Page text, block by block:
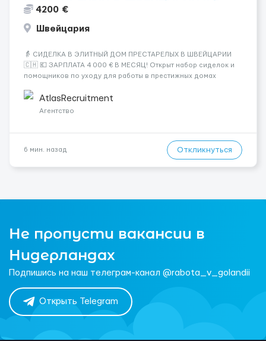
4200 €
Швейцария
👵 СИДЕЛКА В ЭЛИТНЫЙ ДОМ ПРЕСТАРЕЛЫХ В ШВЕЙЦАРИИ
🇨🇭 💶 ЗАРПЛАТА 4 000 € В МЕСЯЦ! Открыт набор сиделок и
помощников по уходу для работы в престижных домах
комфортные условия и стабильный доход! 💰 Оплата: 4 000 €
в месяц Своевременн...
AtlasRecruitment
Агентство
6 мин. назад Откликнуться
Не пропусти вакансии в
Нидерландах
Подпишись на наш телеграм-канал @rabota_v_golandii
Открыть Telegram